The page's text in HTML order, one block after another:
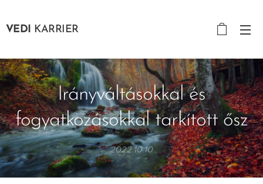
VEDI KARRIER
Irányváltásokkal és
fogyatkozásokkal tarkított ősz
2022.10.10